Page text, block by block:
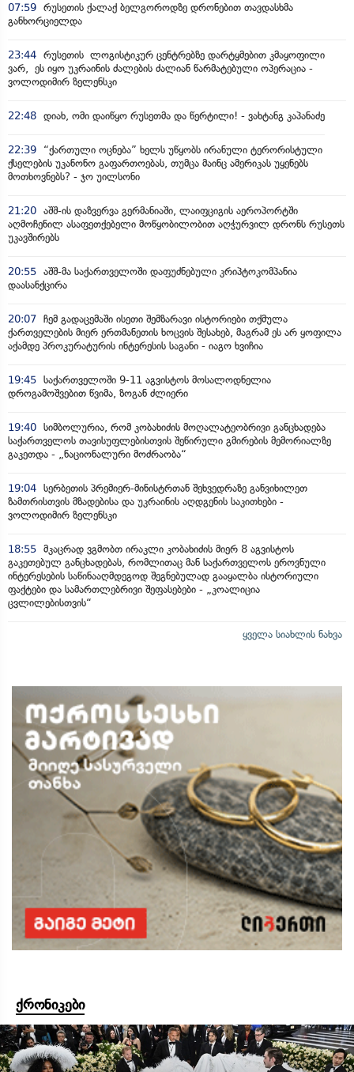
07:59 რუსეთის ქალაქ ბელგოროდზე დრონებით თავდასხმა
განხორციელდა
23:44 რუსეთის ლოგისტიკურ ცენტრებზე დარტყმებით კმაყოფილი
ვარ, ეს იყო უკრაინის ძალების ძალიან წარმატებული ოპერაცია -
ვოლოდიმირ ზელენსკი
22:48 დიახ, ომი დაიწყო რუსეთმა და წერტილი! - ვახტანგ კაპანაძე
22:39
“ქართული ოცნება” ხელს უწყობს ირანული ტერორისტული
ქსელების უკანონო გაფართოებას, თუმცა მაინც ამერიკას უყენებს
მოთხოვნებს? - ჯო უილსონი
21:20 აშშ-ის დაზვერვა გერმანიაში, ლაიფციგის აეროპორტში
აღმოჩენილ ასაფეთქებელი მოწყობილობით აღჭურვილ დრონს რუსეთს
უკავშირებს
20:55 აშშ-მა საქართველოში დაფუძნებული კრიპტოკომპანია
დაასანქცირა
20:07 ჩემ გადაცემაში ისეთი შემზარავი ისტორიები თქმულა
ქართველების მიერ ერთმანეთის ხოცვის შესახებ, მაგრამ ეს არ ყოფილა
აქამდე პროკურატურის ინტერესის საგანი - იაგო ხვიჩია
19:45 საქართველოში 9-11 აგვისტოს მოსალოდნელია
დროგამოშვებით წვიმა, ზოგან ძლიერი
19:40 სიმბოლურია, რომ კობახიძის მოღალატეობრივი განცხადება
საქართველოს თავისუფლებისთვის შეწირული გმირების მემორიალზე
გაკეთდა - „ნაციონალური მოძრაობა“
19:04 სერბეთის პრემიერ-მინისტრთან შეხვედრაზე განვიხილეთ
ზამთრისთვის მზადებისა და უკრაინის აღდგენის საკითხები -
ვოლოდიმირ ზელენსკი
18:55 მკაცრად ვგმობთ ირაკლი კობახიძის მიერ 8 აგვისტოს
გაკეთებულ განცხადებას, რომლითაც მან საქართველოს ეროვნული
ინტერესების საწინააღმდეგოდ შეგნებულად გააყალბა ისტორიული
ფაქტები და სამართლებრივი შეფასებები - „კოალიცია
ცვლილებისთვის“
ყველა სიახლის ნახვა
ქრონიკები